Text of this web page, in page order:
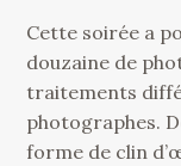
Cette soirée a
douzaine de
traitements
photographes.
forme de clin